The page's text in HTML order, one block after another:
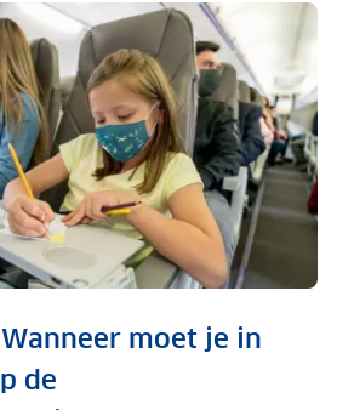
moet je in
de